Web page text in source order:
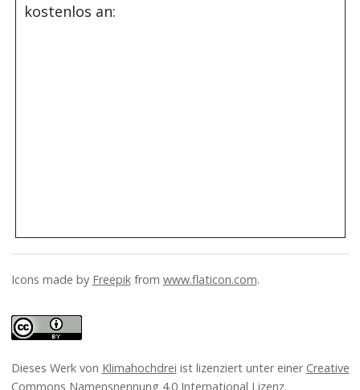
kostenlos an:
Icons made by Freepikfrom www.flaticon.com.
Dieses Werk von Klimahochdrei ist lizenziert unter einer Creative
Commons Namensnennung 4.0 International Lizenz.